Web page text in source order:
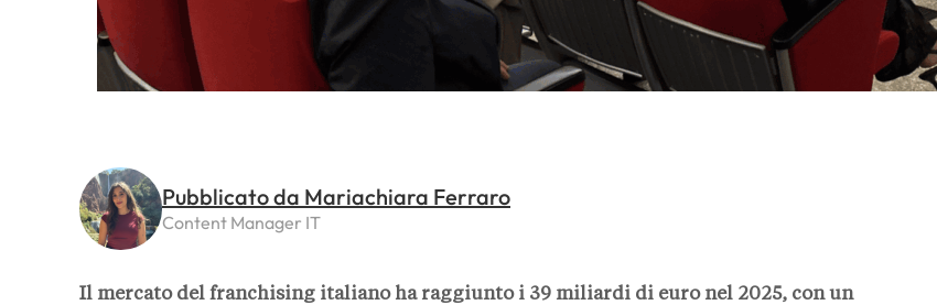
Pubblicato da Mariachiara Ferraro
Content Manager IT
Il mercato del franchising italiano ha raggiunto i 39 miliardi di euro nel 2025, con un